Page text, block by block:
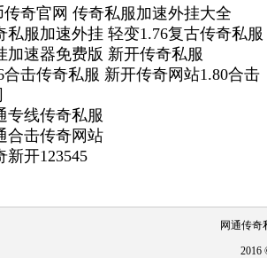
传奇官网 传奇私服加速外挂大全
私服加速外挂 轻变1.76复古传奇私服
加速器免费版 新开传奇私服
合击传奇私服 新开传奇网站1.80合击
专线传奇私服
合击传奇网站
新开123545
网通传奇
2016